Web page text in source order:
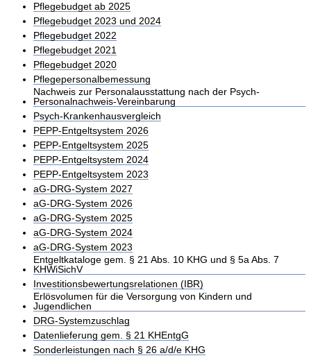
Pflegebudget ab 2025
Pflegebudget 2023 und 2024
Pflegebudget 2022
Pflegebudget 2021
Pflegebudget 2020
Pflegepersonalbemessung
Nachweis zur Personalausstattung nach der Psych-
Personalnachweis-Vereinbarung
Psych-Krankenhausvergleich
PEPP-Entgeltsystem 2026
PEPP-Entgeltsystem 2025
PEPP-Entgeltsystem 2024
PEPP-Entgeltsystem 2023
aG-DRG-System 2027
aG-DRG-System 2026
aG-DRG-System 2025
aG-DRG-System 2024
aG-DRG-System 2023
Entgeltkataloge gem. § 21 Abs. 10 KHG und § 5a Abs. 7
KHWiSichV
Investitionsbewertungsrelationen (IBR)
Erlösvolumen für die Versorgung von Kindern und
Jugendlichen
DRG-Systemzuschlag
Datenlieferung gem. § 21 KHEntgG
Sonderleistungen nach § 26 a/d/e KHG